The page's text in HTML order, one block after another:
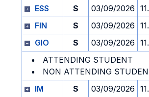
ESS
S 03/09/2026
FIN
S 03/09/2026
GIO
S 03/09/2026
ATTENDING STUDENT
NON ATTENDING
IM
S 03/09/2026